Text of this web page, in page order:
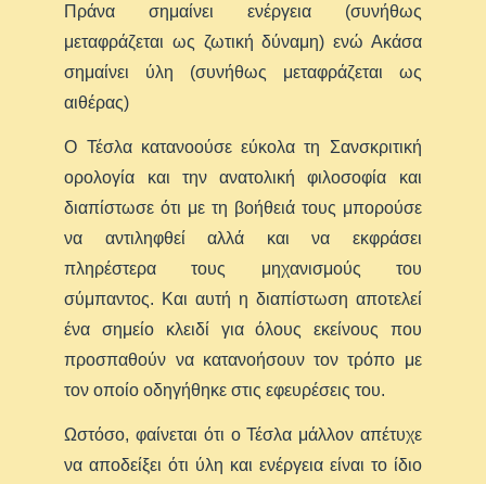
Πράνα σημαίνει ενέργεια (συνήθως
μεταφράζεται ως ζωτική δύναμη) ενώ Ακάσα
σημαίνει ύλη (συνήθως μεταφράζεται ως
αιθέρας)
Ο Τέσλα κατανοούσε εύκολα τη Σανσκριτική
ορολογία και την ανατολική φιλοσοφία και
διαπίστωσε ότι με τη βοήθειά τους μπορούσε
να αντιληφθεί αλλά και να εκφράσει
πληρέστερα τους μηχανισμούς του
σύμπαντος. Και αυτή η διαπίστωση αποτελεί
ένα σημείο κλειδί για όλους εκείνους που
προσπαθούν να κατανοήσουν τον τρόπο με
τον οποίο οδηγήθηκε στις εφευρέσεις του.
Ωστόσο, φαίνεται ότι ο Τέσλα μάλλον απέτυχε
να αποδείξει ότι ύλη και ενέργεια είναι το ίδιο